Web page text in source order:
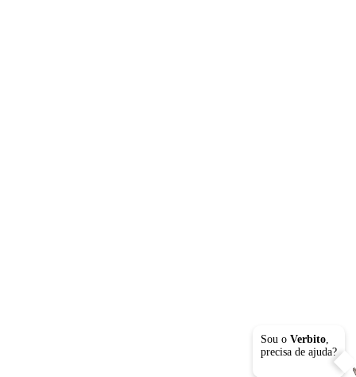
Sou o Verbito,
precisa de ajuda?